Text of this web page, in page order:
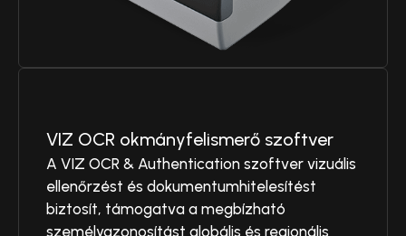
VIZ OCR okmányfelismerő szoftver
A VIZ OCR & Authentication szoftver vizuális
ellenőrzést és dokumentumhitelesítést
biztosít, támogatva a megbízható
személyazonosítást globális és regionális